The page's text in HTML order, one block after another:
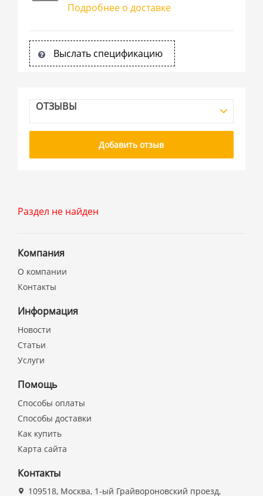
Подробнее о доставке
Выслать спецификацию
ОТЗЫВЫ
Добавить отзыв
Раздел не найден
Компания
О компании
Контакты
Информация
Новости
Статьи
Услуги
Помощь
Способы оплаты
Способы доставки
Как купить
Карта сайта
Контакты
109518, Москва, 1-ый Грайвороновский проезд,